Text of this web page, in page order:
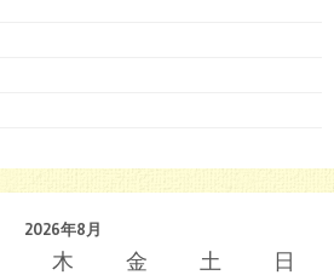
2026年8月
木 金 土 日